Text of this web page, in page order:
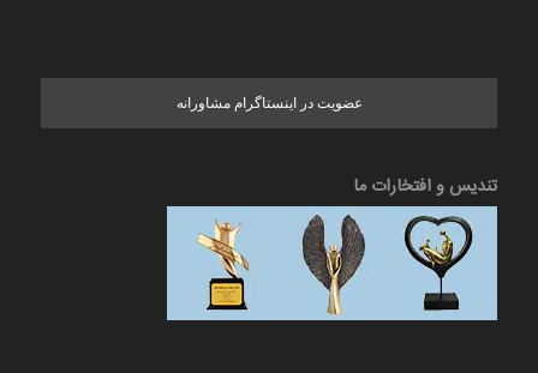
عضویت در اینستاگرام مشاورانه
تندیس و افتخارات ما